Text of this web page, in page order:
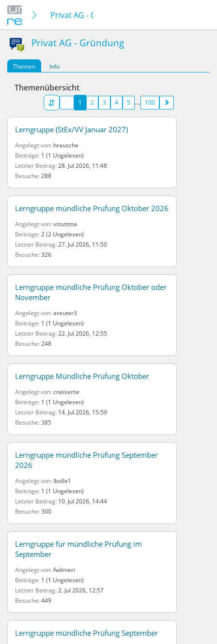
Privat AG - Gründung
Privat AG - Gründung
Themen Info
Themenübersicht
1 2 3 4 5 100
Lerngruppe (StEx/VV Januar 2027)
Angelegt von hrausche
Beiträge 1 (1 Ungelesen)
Letzter Beitrag 28. Jul 2026, 11:48
Besuche 288
Lerngruppe mündliche Prüfung Oktober 2026
Angelegt von vstuttma
Beiträge 2 (2 Ungelesen)
Letzter Beitrag 27. Jul 2026, 11:50
Besuche 326
Lerngruppe mündliche Prüfung Oktober oder
November
Angelegt von areuter3
Beiträge 1 (1 Ungelesen)
Letzter Beitrag 22. Jul 2026, 12:55
Besuche 248
Lerngruppe Mündliche Prüfung Oktober
Angelegt von cneiseme
Beiträge 1 (1 Ungelesen)
Letzter Beitrag 14. Jul 2026, 15:59
Besuche 385
Lerngruppe mündliche Prüfung September
2026
Angelegt von lbolle1
Beiträge 1 (1 Ungelesen)
Letzter Beitrag 10. Jul 2026, 14:44
Besuche 300
Lerngruppe für mündliche Prüfung im
September
Angelegt von fwilmeri
Beiträge 1 (1 Ungelesen)
Letzter Beitrag 2. Jul 2026, 12:57
Besuche 449
Lerngruppe mündliche Prüfung September